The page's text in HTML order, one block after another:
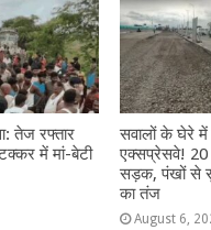
तेज रफ्तार
में मां-बेटी
सवालों के घेरे
एक्सप्रेसवे! 20
सड़क, पंखों से
का तंज
August 6,